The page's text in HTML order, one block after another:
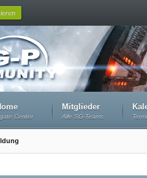
Center
Mitglieder
Alle SG-Teams